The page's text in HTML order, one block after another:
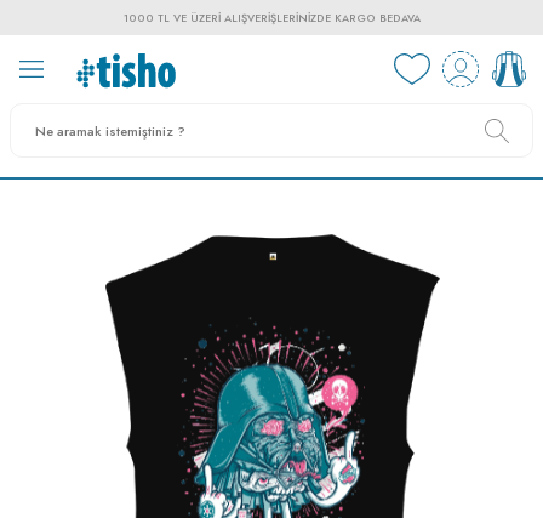
1000 TL VE ÜZERI ALIŞVERIŞLERINIZDE KARGO BEDAVA